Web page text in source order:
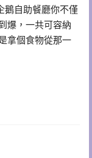
鵝自助餐廳你不僅
爆，一共可容納
拿個食物從那一